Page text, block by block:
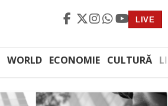
LIVE
WORLD ECONOMIE CULTURĂ